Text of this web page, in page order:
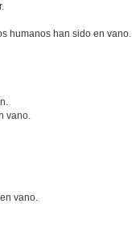
humanos han sido en vano.
vano.
vano.